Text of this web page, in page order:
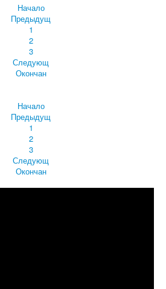
Начало
Предыдущ
1
2
3
Следующ
Окончан
Начало
Предыдущ
1
2
3
Следующ
Окончан